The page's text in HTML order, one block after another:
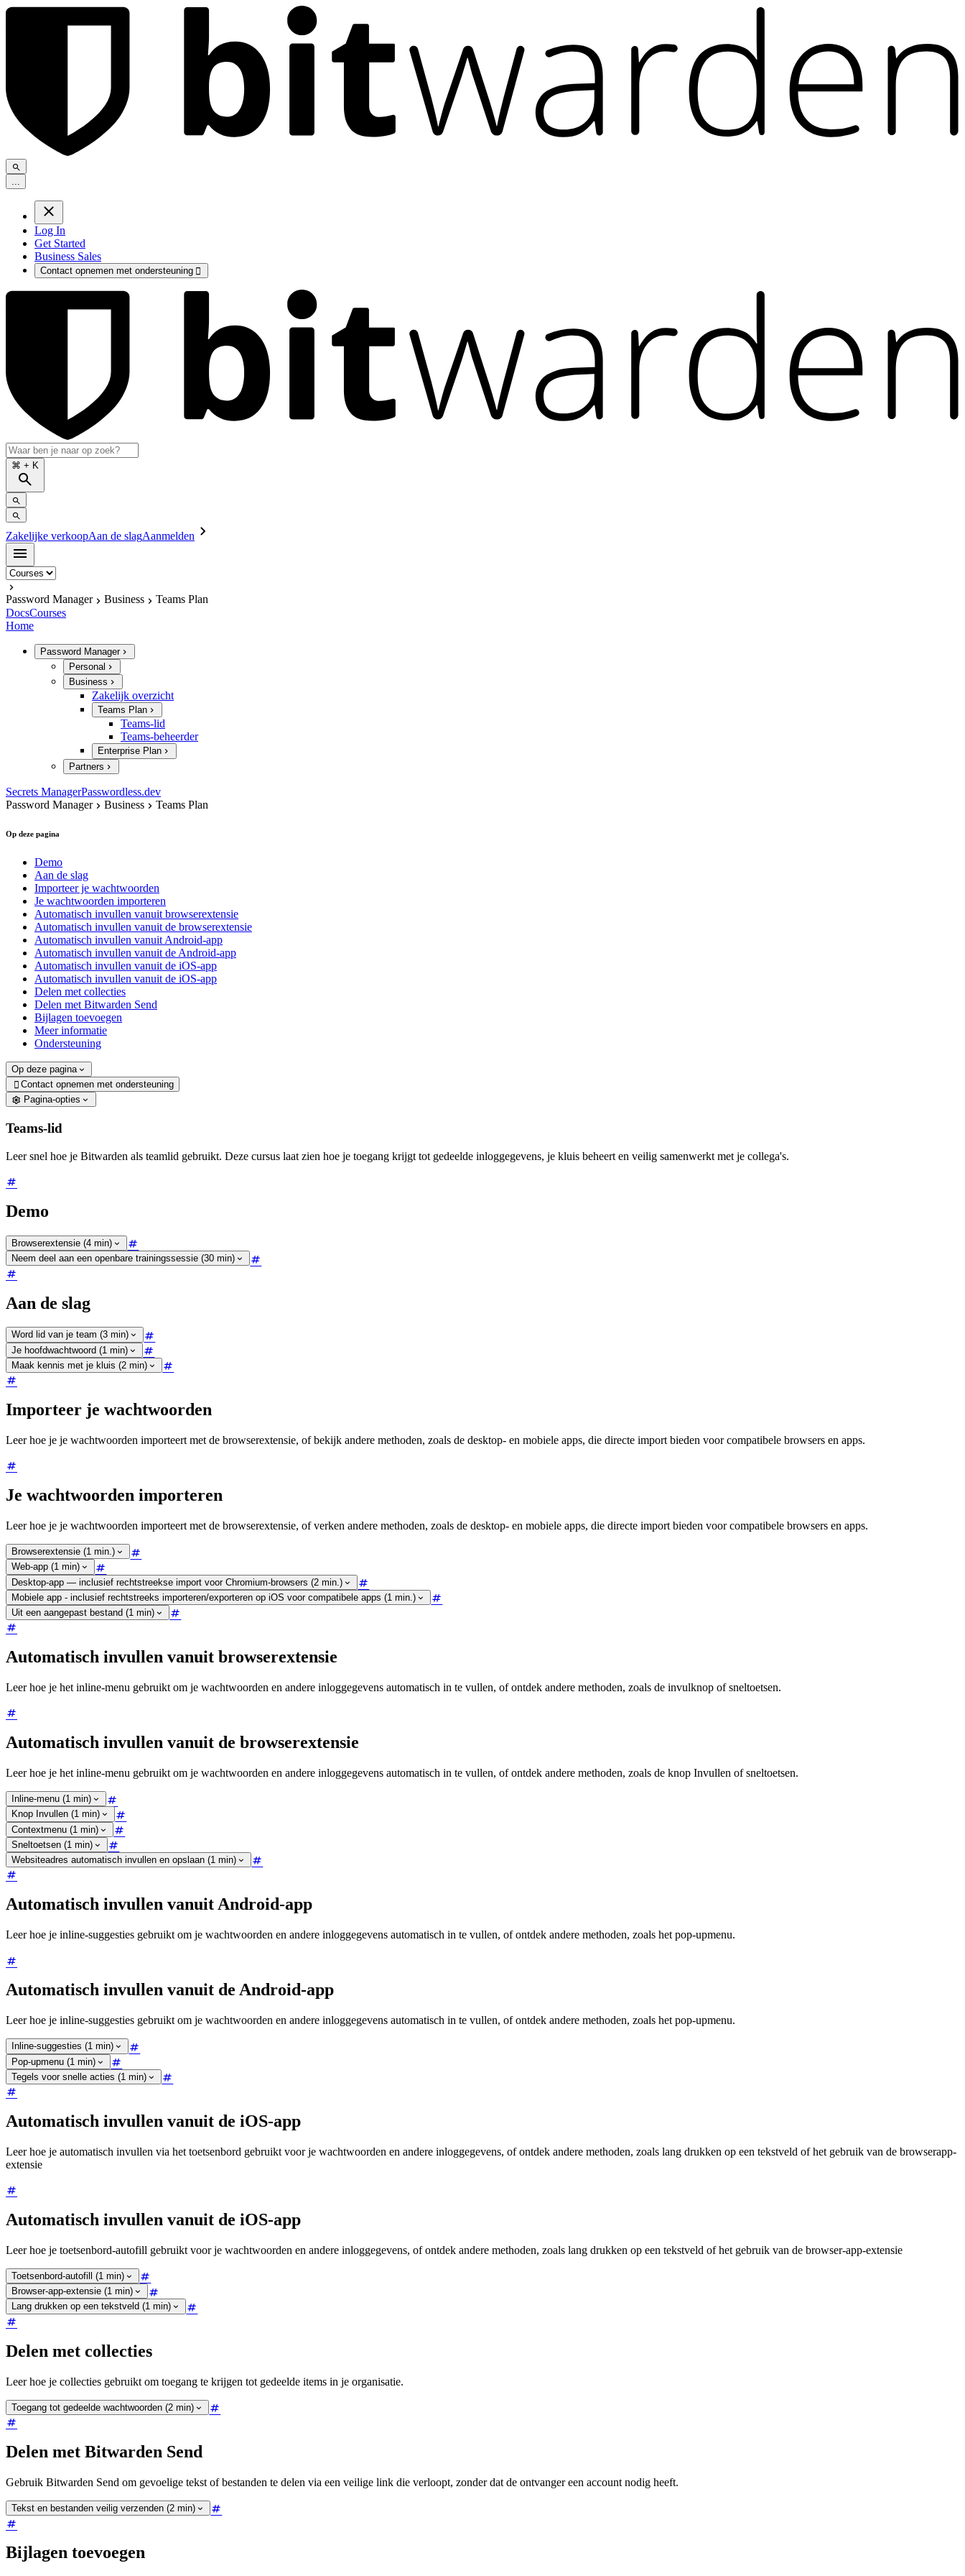
Log In
Get Started
Business Sales
Contact opnemen met ondersteuning 
⌘ + K
Zakelijke verkoopAan de slagAanmelden
Password Manager Business
Teams Plan
DocsCourses
Home
Password Manager
Personal
Business
Zakelijk overzicht
Teams Plan
Teams-lid
Teams-beheerder
Enterprise Plan
Partners
Secrets ManagerPasswordless.dev
Password Manager
Business Teams Plan
Op deze pagina
Demo
Aan de slag
Importeer je wachtwoorden
Je wachtwoorden importeren
Automatisch invullen vanuit browserextensie
Automatisch invullen vanuit de browserextensie
Automatisch invullen vanuit Android-app
Automatisch invullen vanuit de Android-app
Automatisch invullen vanuit de iOS-app
Automatisch invullen vanuit de iOS-app
Delen met collecties
Delen met Bitwarden Send
Bijlagen toevoegen
Meer informatie
Ondersteuning
Op deze pagina
 Contact opnemen met ondersteuning
Pagina-opties
Teams-lid
Leer snel hoe je Bitwarden als teamlid gebruikt. Deze cursus laat zien hoe je toegang krijgt tot gedeelde inloggegevens, je kluis beheert en veilig samenwerkt met je collega's.
Demo
Browserextensie (4 min)
Neem deel aan een openbare trainingssessie (30 min)
Aan de slag
Word lid van je team (3 min)
Je hoofdwachtwoord (1 min)
Maak kennis met je kluis (2 min)
Importeer je wachtwoorden
Leer hoe je je wachtwoorden importeert met de browserextensie, of bekijk andere methoden, zoals de desktop- en mobiele apps, die directe import bieden voor compatibele browsers en apps.
Je wachtwoorden importeren
Leer hoe je je wachtwoorden importeert met de browserextensie, of verken andere methoden, zoals de desktop- en mobiele apps, die directe import bieden voor compatibele browsers en apps.
Browserextensie (1 min.)
Web-app (1 min)
Desktop-app — inclusief rechtstreekse import voor Chromium-browsers (2 min.)
Mobiele app - inclusief rechtstreeks importeren/exporteren op iOS voor compatibele apps (1 min.)
Uit een aangepast bestand (1 min)
Automatisch invullen vanuit browserextensie
Leer hoe je het inline-menu gebruikt om je wachtwoorden en andere inloggegevens automatisch in te vullen, of ontdek andere methoden, zoals de invulknop of sneltoetsen.
Automatisch invullen vanuit de browserextensie
Leer hoe je het inline-menu gebruikt om je wachtwoorden en andere inloggegevens automatisch in te vullen, of ontdek andere methoden, zoals de knop Invullen of sneltoetsen.
Inline-menu (1 min)
Knop Invullen (1 min)
Contextmenu (1 min)
Sneltoetsen (1 min)
Websiteadres automatisch invullen en opslaan (1 min)
Automatisch invullen vanuit Android-app
Leer hoe je inline-suggesties gebruikt om je wachtwoorden en andere inloggegevens automatisch in te vullen, of ontdek andere methoden, zoals het pop-upmenu.
Automatisch invullen vanuit de Android-app
Leer hoe je inline-suggesties gebruikt om je wachtwoorden en andere inloggegevens automatisch in te vullen, of ontdek andere methoden, zoals het pop-upmenu.
Inline-suggesties (1 min)
Pop-upmenu (1 min)
Tegels voor snelle acties (1 min)
Automatisch invullen vanuit de iOS-app
Leer hoe je automatisch invullen via het toetsenbord gebruikt voor je wachtwoorden en andere inloggegevens, of ontdek andere methoden, zoals lang drukken op een tekstveld of het gebruik van de browserapp-
extensie
Automatisch invullen vanuit de iOS-app
Leer hoe je toetsenbord-autofill gebruikt voor je wachtwoorden en andere inloggegevens, of ontdek andere methoden, zoals lang drukken op een tekstveld of het gebruik van de browser-app-extensie
Toetsenbord-autofill (1 min)
Browser-app-extensie (1 min)
Lang drukken op een tekstveld (1 min)
Delen met collecties
Leer hoe je collecties gebruikt om toegang te krijgen tot gedeelde items in je organisatie.
Toegang tot gedeelde wachtwoorden (2 min)
Delen met Bitwarden Send
Gebruik Bitwarden Send om gevoelige tekst of bestanden te delen via een veilige link die verloopt, zonder dat de ontvanger een account nodig heeft.
Tekst en bestanden veilig verzenden (2 min)
Bijlagen toevoegen